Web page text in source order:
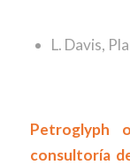
L. Davis,
Petroglyph
consultoría